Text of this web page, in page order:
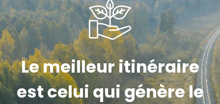
Le meilleur itinéraire
est celui qui génère le